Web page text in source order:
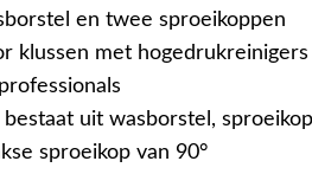
en twee sproeikoppen
klussen met
bestaat uit wasborstel,
sproeikop van 90°